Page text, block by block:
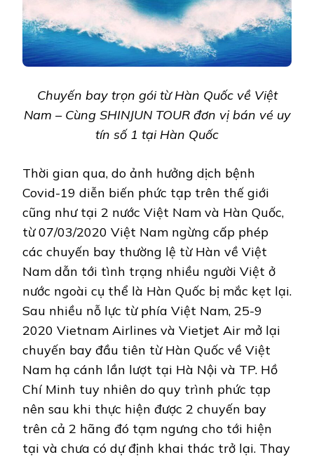
Chuyến bay trọn gói từ Hàn Quốc về Việt
Nam – Cùng SHINJUN TOUR đơn vị bán vé uy
tín số 1 tại Hàn Quốc
Thời gian qua, do ảnh hưởng dịch bệnh
Covid-19 diễn biến phức tạp trên thế giới
cũng như tại 2 nước Việt Nam và Hàn Quốc,
từ 07/03/2020 Việt Nam ngừng cấp phép
các chuyến bay thường lệ từ Hàn về Việt
Nam dẫn tới tình trạng nhiều người Việt ở
nước ngoài cụ thể là Hàn Quốc bị mắc kẹt lại.
Sau nhiều nỗ lực từ phía Việt Nam, 25-9
2020 Vietnam Airlines và Vietjet Air mở lại
chuyến bay đầu tiên từ Hàn Quốc về Việt
Nam hạ cánh lần lượt tại Hà Nội và TP. Hồ
Chí Minh tuy nhiên do quy trình phức tạp
nên sau khi thực hiện được 2 chuyến bay
trên cả 2 hãng đó tạm ngưng cho tới hiện
tại và chưa có dự định khai thác trở lại. Thay